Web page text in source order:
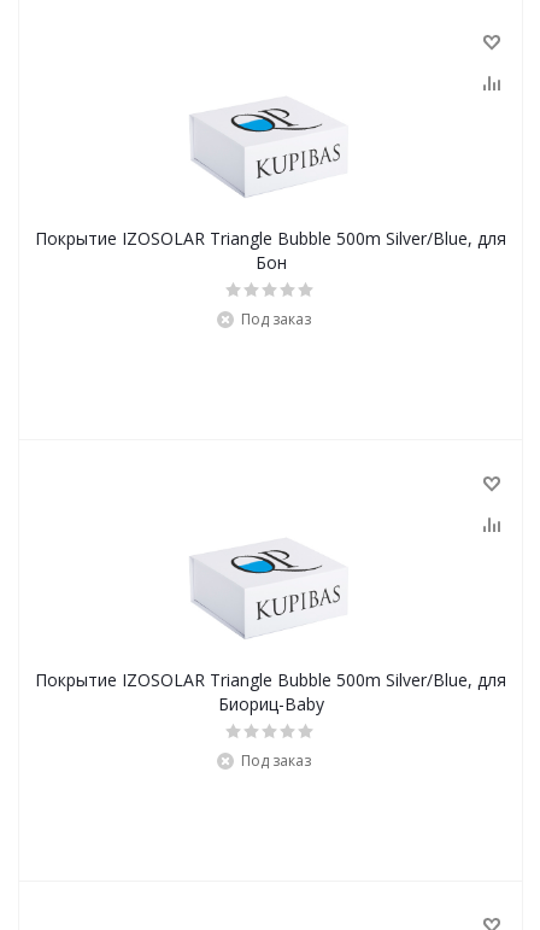
Покрытие IZOSOLAR Triangle Bubble 500m Silver/Blue, для
Бон
Под заказ
Покрытие IZOSOLAR Triangle Bubble 500m Silver/Blue, для
Биориц-Baby
Под заказ